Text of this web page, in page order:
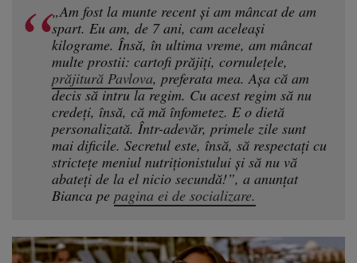
„Am fost la munte recent și am mâncat de am
spart. Eu am, de 7 ani, cam aceleași
kilograme. Însă, în ultima vreme, am mâncat
multe prostii: cartofi prăjiți, cornulețele,
prăjitură Pavlova, preferata mea. Așa că am
decis să intru la regim. Cu acest regim să nu
credeți, însă, că mă înfometez. E o dietă
personalizată. Într-adevăr, primele zile sunt
mai dificile. Secretul este, însă, să respectați cu
strictețe meniul nutriționistului și să nu vă
abateți de la el nicio secundă!”, a anunțat
Bianca pe pagina ei de socializare.